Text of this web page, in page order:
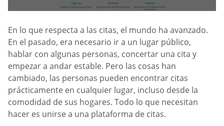
En lo que respecta a las citas, el mundo ha avanzado.
En el pasado, era necesario ir a un lugar público,
hablar con algunas personas, concertar una cita y
empezar a andar estable. Pero las cosas han
cambiado, las personas pueden encontrar citas
prácticamente en cualquier lugar, incluso desde la
comodidad de sus hogares. Todo lo que necesitan
hacer es unirse a una plataforma de citas.